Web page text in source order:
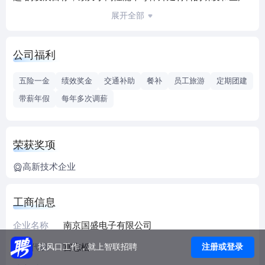
主营硅基/碳化硅基外延片，产品被广泛用于集成电路芯片和
志于在半导体行业发展的优秀人才加入我们。
展开全部
公司福利
五险一金 绩效奖金 交通补助 餐补 员工旅游
定期团建
带薪年假
每年多次调薪
荣获奖项
高新技术企业
工商信息
企业名称 南京国盛电子有限公司
法人代表 宫志松
找风口工作，就上智联招聘 注册或登录